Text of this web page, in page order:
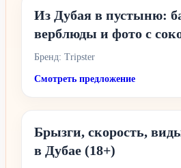
Из Дубая в пустыню:
верблюды и фото с
Бренд: Tripster
Смотреть предложение
Брызги, скорость,
в Дубае (18+)